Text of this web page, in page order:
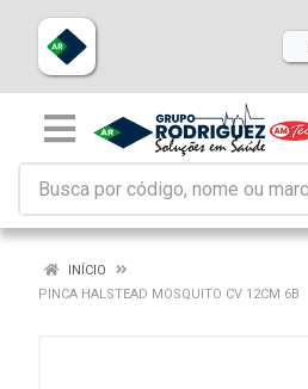
INÍCIO
PINCA HALSTEAD MOSQUITO CV 12CM 6B